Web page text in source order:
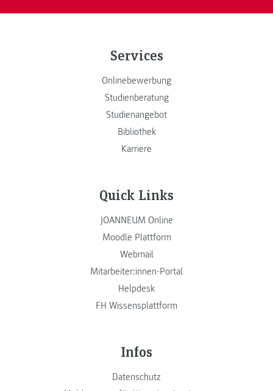
Services
Onlinebewerbung
Studienberatung
Studienangebot
Bibliothek
Karriere
Quick Links
JOANNEUM Online
Moodle Plattform
Webmail
Mitarbeiter:innen-Portal
Helpdesk
FH Wissensplattform
Infos
Datenschutz